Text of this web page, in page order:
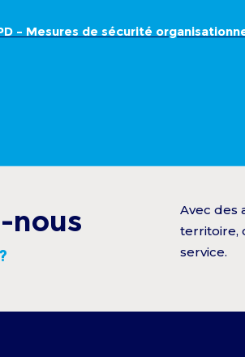
– Mesures de sécurité
nous
Avec des
territoire,
service.